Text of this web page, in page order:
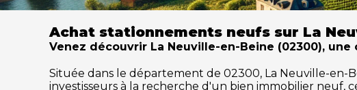
Achat stationnements neufs sur La
Venez découvrir La Neuville-en-Beine (02300),
Située dans le département de 02300, La Neuville-en-
investisseurs à la recherche d'un bien immobilier neuf,